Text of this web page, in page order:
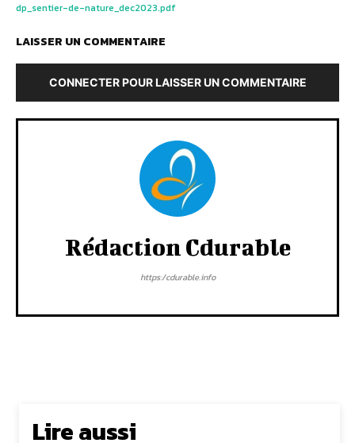
dp_sentier-de-nature_dec2023.pdf
LAISSER UN COMMENTAIRE
CONNECTER POUR LAISSER UN COMMENTAIRE
Rédaction Cdurable
https:/cdurable.info
Lire aussi